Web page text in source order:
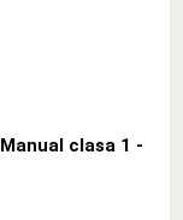
clasa 1 -